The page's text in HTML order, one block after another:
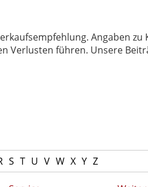
Angaben
Verlusten führen. Unsere
S T U V W X Y Z